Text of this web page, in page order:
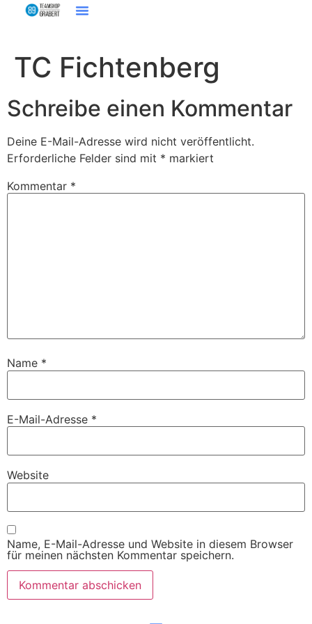
TC Fichtenberg
Schreibe einen Kommentar
Deine E-Mail-Adresse wird nicht veröffentlicht.
Erforderliche Felder sind mit * markiert
Kommentar *
Name *
E-Mail-Adresse *
Website
Name, E-Mail-Adresse und Website in diesem Browser
für meinen nächsten Kommentar speichern.